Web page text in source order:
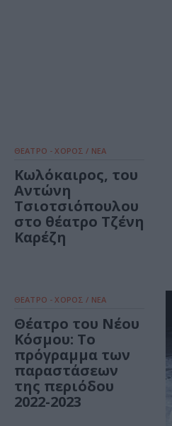
ΘΕΑΤΡΟ - ΧΟΡΟΣ / ΝΕΑ
Κωλόκαιρος, του
Αντώνη
Τσιοτσιόπουλου
στο θέατρο Τζένη
Καρέζη
ΘΕΑΤΡΟ - ΧΟΡΟΣ / ΝΕΑ
Θέατρο του Νέου
Κόσμου: Το
πρόγραμμα των
παραστάσεων
της περιόδου
2022-2023